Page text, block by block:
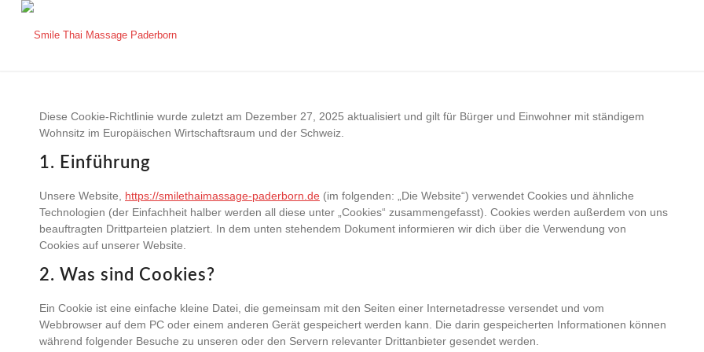
Diese Cookie-Richtlinie wurde zuletzt am Dezember 27, 2025 aktualisiert und gilt für Bürger und Einwohner mit ständigem
Wohnsitz im Europäischen Wirtschaftsraum und der Schweiz.
1. Einführung
Unsere Website, https://smilethaimassage-paderborn.de (im folgenden: „Die Website“) verwendet Cookies und ähnliche
Technologien (der Einfachheit halber werden all diese unter „Cookies“ zusammengefasst). Cookies werden außerdem von uns
beauftragten Drittparteien platziert. In dem unten stehendem Dokument informieren wir dich über die Verwendung von
Cookies auf unserer Website.
2. Was sind Cookies?
Ein Cookie ist eine einfache kleine Datei, die gemeinsam mit den Seiten einer Internetadresse versendet und vom
Webbrowser auf dem PC oder einem anderen Gerät gespeichert werden kann. Die darin gespeicherten Informationen können
während folgender Besuche zu unseren oder den Servern relevanter Drittanbieter gesendet werden.